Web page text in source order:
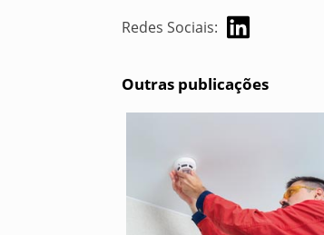
Redes Sociais:
Outras publicações